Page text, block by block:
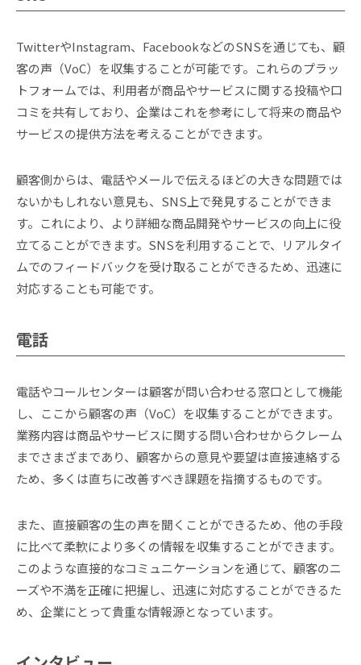
TwitterやInstagram、FacebookなどのSNSを通じても、顧
客の声（VoC）を収集することが可能です。これらのプラッ
トフォームでは、利用者が商品やサービスに関する投稿や口
コミを共有しており、企業はこれを参考にして将来の商品や
サービスの提供方法を考えることができます。
顧客側からは、電話やメールで伝えるほどの大きな問題では
ないかもしれない意見も、SNS上で発見することができま
す。これにより、より詳細な商品開発やサービスの向上に役
立てることができます。SNSを利用することで、リアルタイ
ムでのフィードバックを受け取ることができるため、迅速に
対応することも可能です。
電話
電話やコールセンターは顧客が問い合わせる窓口として機能
し、ここから顧客の声（VoC）を収集することができます。
業務内容は商品やサービスに関する問い合わせからクレーム
までさまざまであり、顧客からの意見や要望は直接連絡する
ため、多くは直ちに改善すべき課題を指摘するものです。
また、直接顧客の生の声を聞くことができるため、他の手段
に比べて柔軟により多くの情報を収集することができます。
このような直接的なコミュニケーションを通じて、顧客のニ
ーズや不満を正確に把握し、迅速に対応することができるた
め、企業にとって貴重な情報源となっています。